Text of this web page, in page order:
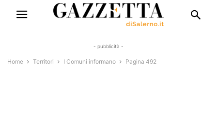
- pubblicità -
Home Territori I Comuni informano Pagina 492